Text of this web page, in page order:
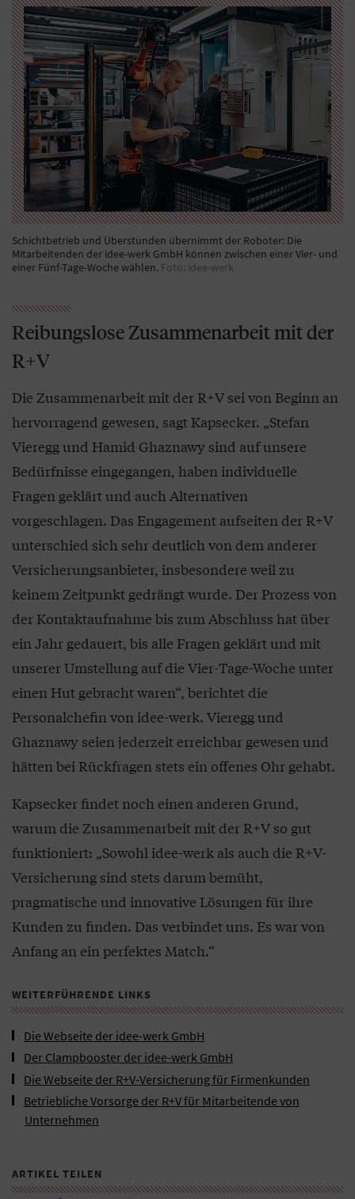
Schichtbetrieb und Überstunden übernimmt der Roboter: Die
Mitarbeitenden der idee-werk GmbH können zwischen einer Vier- und
einer Fünf-Tage-Woche wählen. Foto: idee-werk
Reibungslose Zusammenarbeit mit der
R+V
Die Zusammenarbeit mit der R+V sei von Beginn an
hervorragend gewesen, sagt Kapsecker. „Stefan
Vieregg und Hamid Ghaznawy sind auf unsere
Bedürfnisse eingegangen, haben individuelle
Fragen geklärt und auch Alternativen
vorgeschlagen. Das Engagement aufseiten der R+V
unterschied sich sehr deutlich von dem anderer
Versicherungsanbieter, insbesondere weil zu
keinem Zeitpunkt gedrängt wurde. Der Prozess von
der Kontaktaufnahme bis zum Abschluss hat über
ein Jahr gedauert, bis alle Fragen geklärt und mit
unserer Umstellung auf die Vier-Tage-Woche unter
einen Hut gebracht waren“, berichtet die
Personalchefin von idee-werk. Vieregg und
Ghaznawy seien jederzeit erreichbar gewesen und
hätten bei Rückfragen stets ein offenes Ohr gehabt.
Kapsecker findet noch einen anderen Grund,
warum die Zusammenarbeit mit der R+V so gut
funktioniert: „Sowohl idee-werk als auch die R+V-
Versicherung sind stets darum bemüht,
pragmatische und innovative Lösungen für ihre
Kunden zu finden. Das verbindet uns. Es war von
Anfang an ein perfektes Match.“
WEITERFÜHRENDE LINKS
Die Webseite der idee-werk GmbH
Der Clampbooster der idee-werk GmbH
Die Webseite der R+V-Versicherung für Firmenkunden
Betriebliche Vorsorge der R+V für Mitarbeitende von
Unternehmen
ARTIKEL TEILEN